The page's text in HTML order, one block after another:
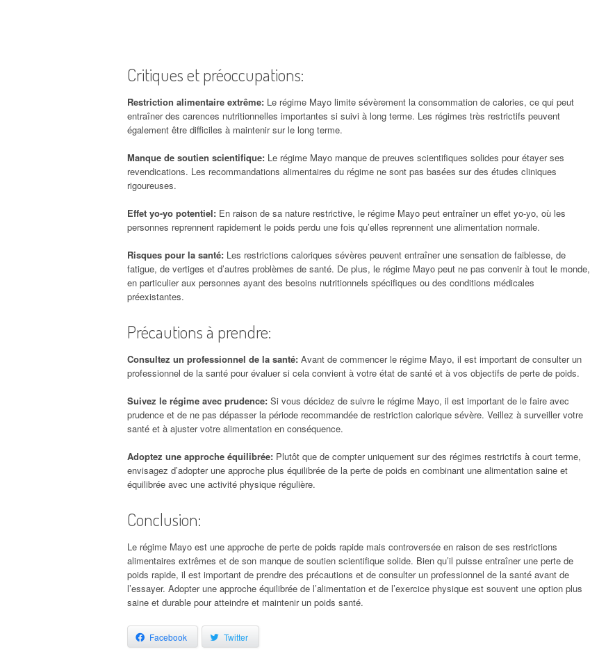
Critiques et préoccupations:
Restriction alimentaire extrême: Le régime Mayo limite sévèrement la consommation de calories, ce qui peut
entraîner des carences nutritionnelles importantes si suivi à long terme. Les régimes très restrictifs peuvent
également être difficiles à maintenir sur le long terme.
Manque de soutien scientifique: Le régime Mayo manque de preuves scientifiques solides pour étayer ses
revendications. Les recommandations alimentaires du régime ne sont pas basées sur des études cliniques
rigoureuses.
Effet yo-yo potentiel: En raison de sa nature restrictive, le régime Mayo peut entraîner un effet yo-yo, où les
personnes reprennent rapidement le poids perdu une fois qu’elles reprennent une alimentation normale.
Risques pour la santé: Les restrictions caloriques sévères peuvent entraîner une sensation de faiblesse, de
fatigue, de vertiges et d’autres problèmes de santé. De plus, le régime Mayo peut ne pas convenir à tout le monde,
en particulier aux personnes ayant des besoins nutritionnels spécifiques ou des conditions médicales
préexistantes.
Précautions à prendre:
Consultez un professionnel de la santé: Avant de commencer le régime Mayo, il est important de consulter un
professionnel de la santé pour évaluer si cela convient à votre état de santé et à vos objectifs de perte de poids.
Suivez le régime avec prudence: Si vous décidez de suivre le régime Mayo, il est important de le faire avec
prudence et de ne pas dépasser la période recommandée de restriction calorique sévère. Veillez à surveiller votre
santé et à ajuster votre alimentation en conséquence.
Adoptez une approche équilibrée: Plutôt que de compter uniquement sur des régimes restrictifs à court terme,
envisagez d’adopter une approche plus équilibrée de la perte de poids en combinant une alimentation saine et
équilibrée avec une activité physique régulière.
Conclusion:
Le régime Mayo est une approche de perte de poids rapide mais controversée en raison de ses restrictions
alimentaires extrêmes et de son manque de soutien scientifique solide. Bien qu’il puisse entraîner une perte de
poids rapide, il est important de prendre des précautions et de consulter un professionnel de la santé avant de
l’essayer. Adopter une approche équilibrée de l’alimentation et de l’exercice physique est souvent une option plus
saine et durable pour atteindre et maintenir un poids santé.
Facebook Twitter